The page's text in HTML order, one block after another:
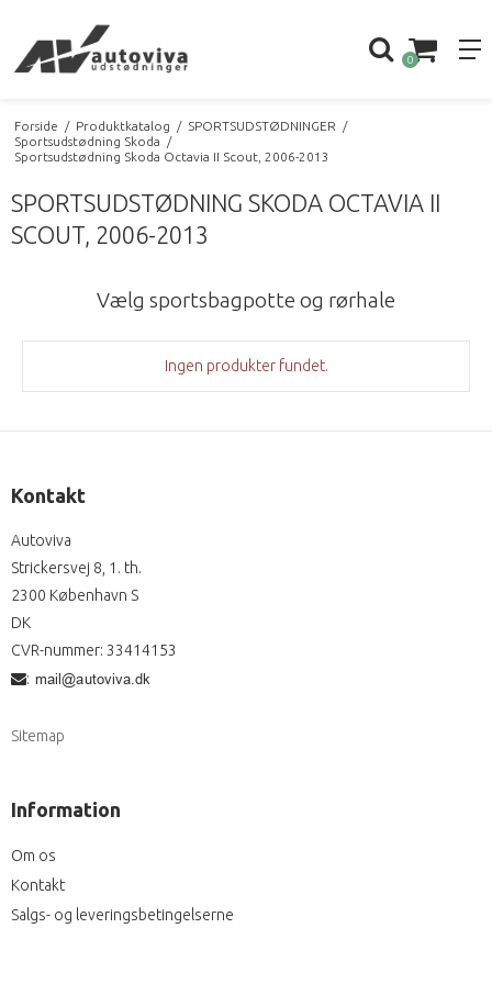
0
Forside / Produktkatalog / SPORTSUDSTØDNINGER
/
Sportsudstødning Skoda
/
Sportsudstødning Skoda Octavia II Scout, 2006-2013
SPORTSUDSTØDNING SKODA OCTAVIA II
SCOUT, 2006-2013
Vælg sportsbagpotte og rørhale
Ingen produkter fundet.
Kontakt
Autoviva
Strickersvej 8, 1. th.
2300 København S
DK
CVR-nummer: 33414153
:
Sitemap
Information
Om os
Kontakt
Salgs- og leveringsbetingelserne